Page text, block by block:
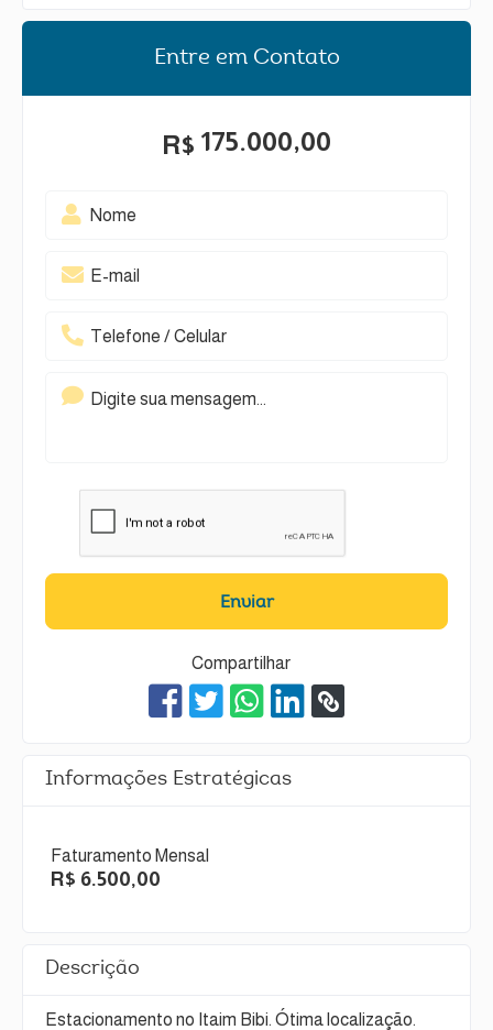
Entre em Contato
R$ 175.000,00
Enviar
Compartilhar
Informações Estratégicas
Faturamento Mensal
R$ 6.500,00
Descrição
Estacionamento no Itaim Bibi. Ótima localização.